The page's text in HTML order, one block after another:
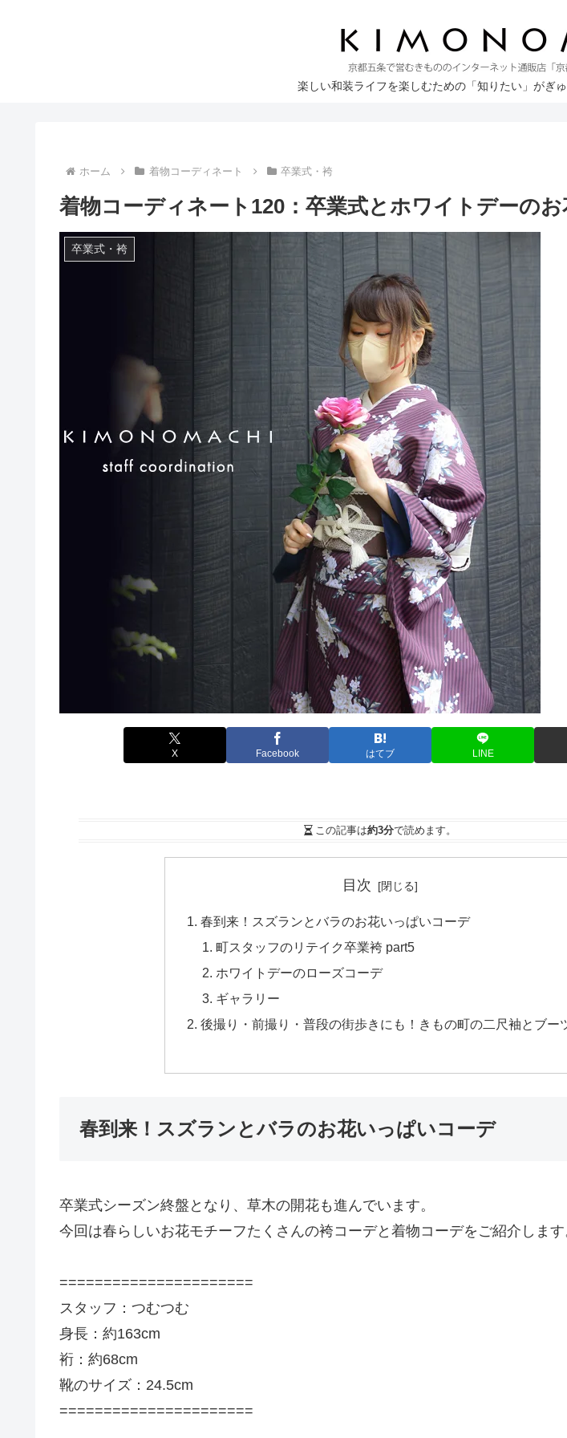
楽しい和装ライフを楽しむための「知りたい」がぎ
ホーム 着物コーディネート 卒業式・袴
着物コーディネート120：卒業式とホワイトデーの
卒業式・袴
X Facebook はてブ LINE
この記事は約3分で読めます。
目次
春到来！スズランとバラのお花いっぱいコーデ
町スタッフのリテイク卒業袴 part5
ホワイトデーのローズコーデ
ギャラリー
後撮り・前撮り・普段の街歩きにも！きもの町の二尺袖とブー
春到来！スズランとバラのお花いっぱいコーデ
卒業式シーズン終盤となり、草木の開花も進んでいます。
今回は春らしいお花モチーフたくさんの袴コーデと着物コーデをご紹介します
======================
スタッフ：つむつむ
身長：約163cm
裄：約68cm
靴のサイズ：24.5cm
======================